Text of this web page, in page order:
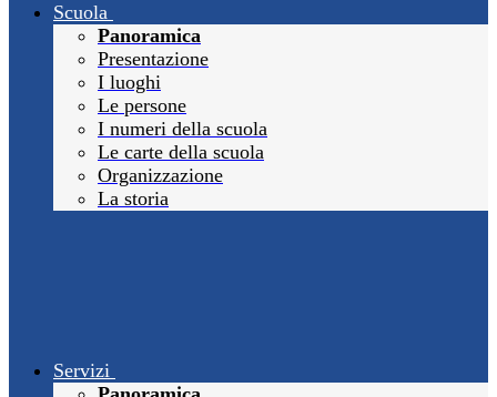
Scuola
Panoramica
Presentazione
I luoghi
Le persone
I numeri della scuola
Le carte della scuola
Organizzazione
La storia
Servizi